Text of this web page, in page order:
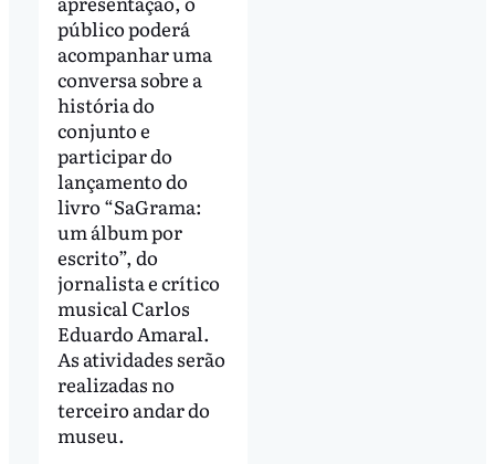
público poderá
acompanhar uma
conversa sobre a
história do
conjunto e
participar do
lançamento do
livro “SaGrama:
um álbum por
escrito”, do
jornalista e crítico
musical Carlos
Eduardo Amaral.
As atividades serão
realizadas no
terceiro andar do
museu.